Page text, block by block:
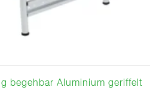
begehbar Aluminium geriffelt